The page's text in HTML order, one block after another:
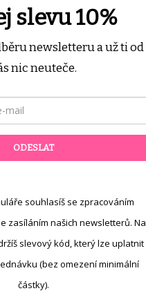
slevu 10%
newsletterua už ti od
nic neuteče.
ODESLAT
souhlasíš se zpracováním
zasíláním našich newsletterů. Na
slevový kód, který lze uplatnit
(bez omezení minimální
částky).